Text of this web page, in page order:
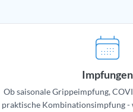
Impfungen
Ob saisonale Grippeimpfung,
praktische Kombinationsimpfung -